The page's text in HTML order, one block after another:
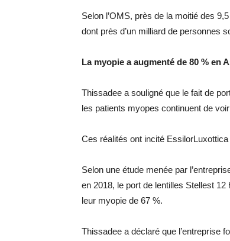
Selon l’OMS, près de la moitié des
dont près d’un milliard de personnes
La myopie a augmenté de 80 % en
Thissadee a souligné que le fait de
les patients myopes continuent de
Ces réalités ont incité
Selon une étude menée par
en 2018, le port de lentilles Stellest
leur myopie de 67 %.
Thissadee a déclaré que l’entreprise